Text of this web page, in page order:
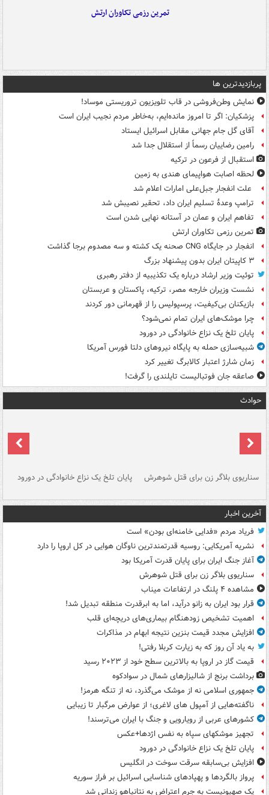
تمرین رزمی تکاوران ارتش
پربازدیدترین ها
نمایش وطن‌فروشی در قاب تلویزیون تروریستی موساد!
پزشکیان: اگر تا امروز مانده‌ایم، به‌خاطر مردم نجیب ایران است
آقای گل جام جهانی مقابل اسرائیل ایستاد
رامین رضاییان رسماً از استقلال جدا شد
استقبال از فرعون در ترکیه
لحظه اصابت هواپیمای هندی به زمین
علت انفجار جبل‌علی امارات اعلام شد
ترامپ وعدۀ تسلیم ایران داد، تحقیر نصیبش شد
تفاهم ایران و عمان در آستانه نهایی شدن است
تمرین رزمی تکاوران ارتش
انفجار در جایگاه CNG صحنه یک کشته و سه مصدوم برجا گذاشت
۳ کاپیتان ایران بدون پیشنهاد بزرگ
توئیت وزیر ارشاد درباره یک تکذیبیه از دفتر رهبری
نشست وزیران خارجه مصر، ترکیه، پاکستان و عربستان
بازیکنان بی‌کیفیت، پرسپولیس را از قهرمانی دور کردند
چرا موشک‌های ایران تمام نمی‌شود؟
پایان تلخ یک نزاع خانوادگی در دورود
شبیه‌سازی حمله به پایگاه نیروهای دلتا فورس آمریکا
زمان شارژ اعتبار کالابرگ تغییر کرد
صاعقه جان فوتبالیست تایلندی را گرفت!
حوادث
سناریوی بلاگر زن برای قتل شوهرش پایان تلخ یک نزاع خانوادگی در دورود
آخرین اخبار
فریاد مردم «فدایی خامنه‌ای بودن» است
نشریه آمریکایی: روسیه قدرتمندترین ناوگان هوایی در کل اروپا را دارد
آغاز جنگ ایران برای پایان قدرت آمریکا بود
سناریوی بلاگر زن برای قتل شوهرش
مشاهده ۴ پلنگ در ارتفاعات میناب
قرار بود ایران به زانو درآید، اما به ابرقدرت منطقه تبدیل شد!
اهمیت تشخیص زودهنگام بیماری‌های دریچه‌ای قلب
افزایش مجدد قیمت بنزین نتیجه ابهام در مذاکرات
به یاد آن روز که به زیارت کربلا رفتی!
قیمت گاز در اروپا به بالاترین سطح خود از ۲۰۲۳ رسید
برداشت برنج از شالیزارهای شمال در سوادکوه
جمهوری اسلامی نه از موشک می‌گذرد، نه از تنگه هرمز!
ناگفته‌هایی از آمپول های لاغری؛ از عوارض مرگبار تا زیبایی
کشورهای عربی از رویارویی و جنگ با ایران می‌ترسند!
تجهیز موشکهای سپاه به نفس اژدها+عکس
پایان تلخ یک نزاع خانوادگی در دورود
افزایش بی‌سابقه سرقت سوخت در انگلیس
پرواز بالگردها و پهپادهای شناسایی اسرائیل بر فراز سوریه
یک صهیونیست به جرم اعتراض به نتانیاهو زندانی شد